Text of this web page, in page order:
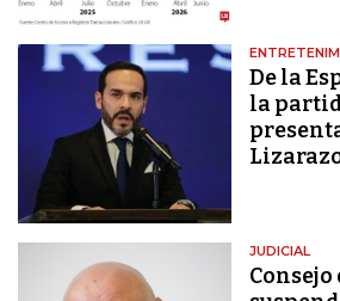
De la
la
JUDICIAL
Consejo